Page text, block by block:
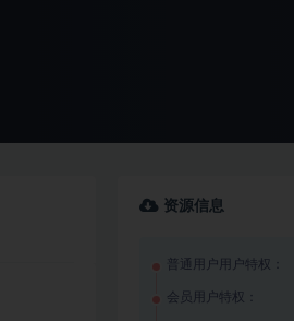
资源信息
普通用户用户特权：
会员用户特权：